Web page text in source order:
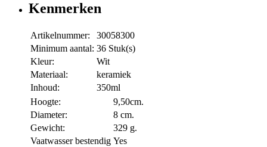
Kenmerken
Artikelnummer:
30058300
Minimum aantal: 36 Stuk(s)
Kleur:
Wit
Materiaal:
keramiek
Inhoud:
350ml
Hoogte:
9,50cm.
Diameter:
8 cm.
Gewicht:
329 g.
Vaatwasser bestendig Yes